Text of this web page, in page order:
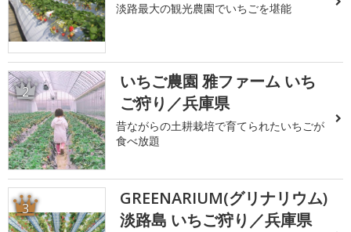
淡路最大の観光農園でいちごを堪能
2
いちご農園 雅ファーム いち
ご狩り／兵庫県
昔ながらの土耕栽培で育てられたいちごが
食べ放題
3
GREENARIUM(グリナリウム)
淡路島 いちご狩り／兵庫県